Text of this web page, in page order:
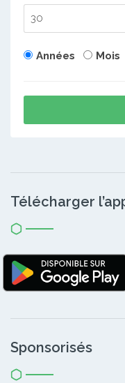
Années Mois
Télécharger
Sponsorisés